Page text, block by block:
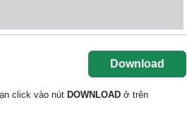
Download
click vào nút DOWNLOAD ở trên